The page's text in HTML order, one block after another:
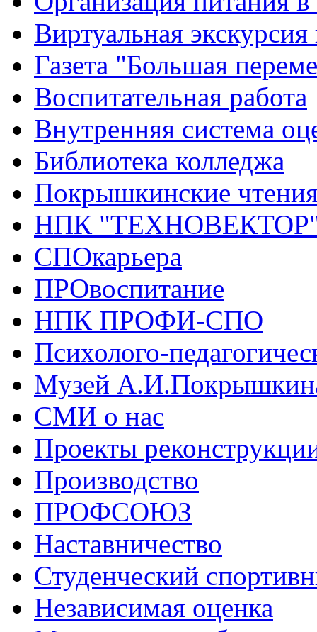
Виртуальная
Газета "Большая
Воспитательная работа
Внутренняя система
Библиотека колледжа
Покрышкинские
НПК
СПОкарьера
ПРОвоспитание
НПК ПРОФИ-СПО
Психолого-
Музей
СМИ о нас
Проекты
Производство
ПРОФСОЮЗ
Наставничество
Студенческий
Независимая оценка